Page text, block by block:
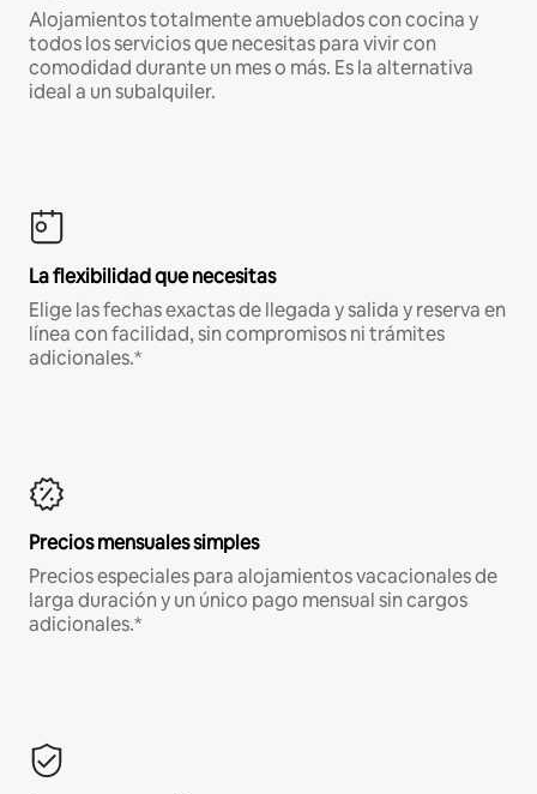
Alojamientos totalmente amueblados con cocina y
todos los servicios que necesitas para vivir con
comodidad durante un mes o más. Es la alternativa
ideal a un subalquiler.
La flexibilidad que necesitas
Elige las fechas exactas de llegada y salida y reserva en
línea con facilidad, sin compromisos ni trámites
adicionales.*
Precios mensuales simples
Precios especiales para alojamientos vacacionales de
larga duración y un único pago mensual sin cargos
adicionales.*